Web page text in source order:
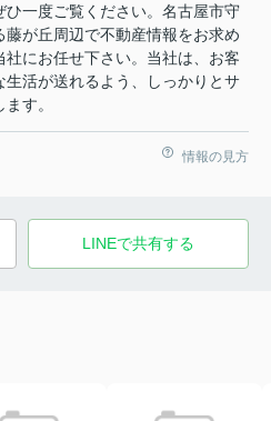
ひ一度ご覧ください。名古屋市守
藤が丘周辺で不動産情報をお求め
社にお任せ下さい。当社は、お客
生活が送れるよう、しっかりとサ
す。
情報の見方
LINEで共有する